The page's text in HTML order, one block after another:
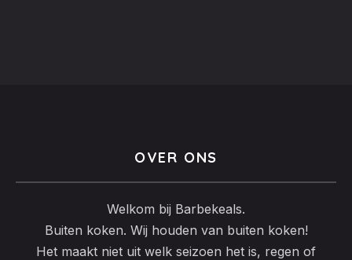
OVER ONS
Welkom bij Barbekeals.
Buiten koken. Wij houden van buiten koken!
Het maakt niet uit welk seizoen het is, regen of